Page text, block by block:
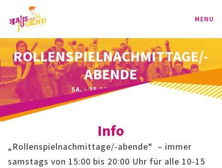
MENU
PROGRAMM
KINDER
JUGEND
BAG
ROLLENSPIELNACHMITTAGE/-
ABENDE
SA. - 25.11.2023 | - UHR
Info
„Rollenspielnachmittage/-abende“ – immer
samstags von 15:00 bis 20:00 Uhr für alle 10-15